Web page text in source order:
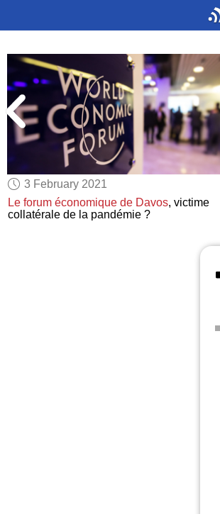
3 February 2021
Le forum économique de Davos, victime
collatérale de la pandémie ?